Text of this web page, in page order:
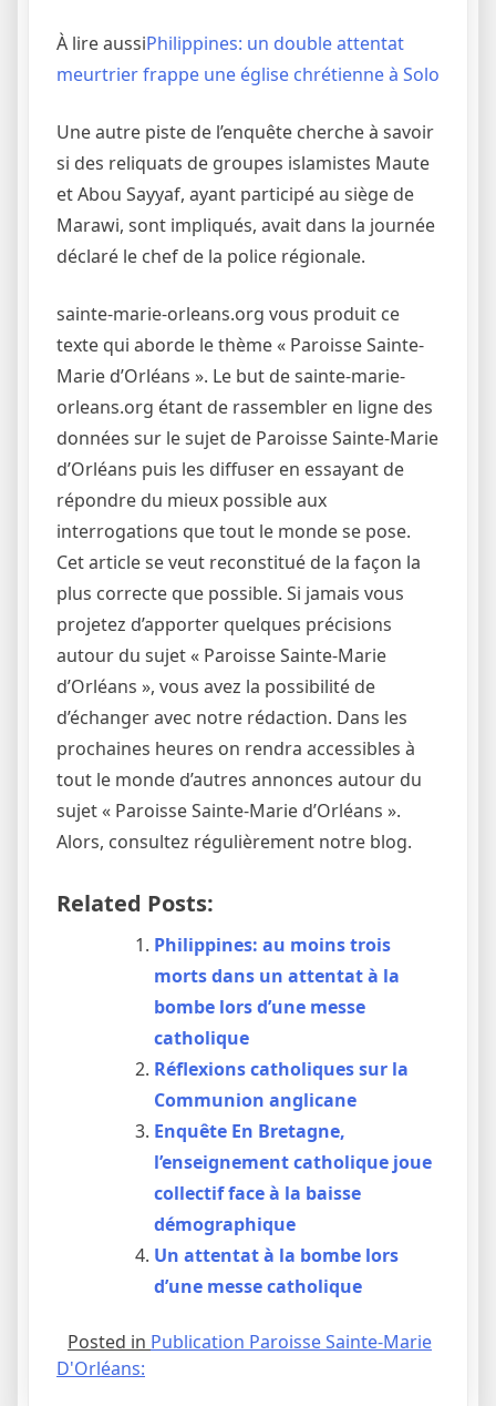
À lire aussiPhilippines: un double attentat
meurtrier frappe une église chrétienne à Solo
Une autre piste de l’enquête cherche à savoir
si des reliquats de groupes islamistes Maute
et Abou Sayyaf, ayant participé au siège de
Marawi, sont impliqués, avait dans la journée
déclaré le chef de la police régionale.
sainte-marie-orleans.org vous produit ce
texte qui aborde le thème « Paroisse Sainte-
Marie d’Orléans ». Le but de sainte-marie-
orleans.org étant de rassembler en ligne des
données sur le sujet de Paroisse Sainte-Marie
d’Orléans puis les diffuser en essayant de
répondre du mieux possible aux
interrogations que tout le monde se pose.
Cet article se veut reconstitué de la façon la
plus correcte que possible. Si jamais vous
projetez d’apporter quelques précisions
autour du sujet « Paroisse Sainte-Marie
d’Orléans », vous avez la possibilité de
d’échanger avec notre rédaction. Dans les
prochaines heures on rendra accessibles à
tout le monde d’autres annonces autour du
sujet « Paroisse Sainte-Marie d’Orléans ».
Alors, consultez régulièrement notre blog.
Related Posts:
Philippines: au moins trois
morts dans un attentat à la
bombe lors d’une messe
catholique
Réflexions catholiques sur la
Communion anglicane
Enquête En Bretagne,
l’enseignement catholique joue
collectif face à la baisse
démographique
Un attentat à la bombe lors
d’une messe catholique
Posted in Publication Paroisse Sainte-Marie
D'Orléans: